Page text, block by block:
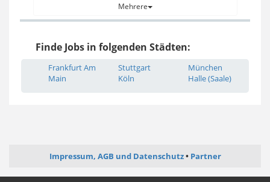
Mehrere
Finde Jobs in folgenden Städten:
Frankfurt Am
Main
Stuttgart
Köln
München
Halle (Saale)
Impressum, AGB und Datenschutz Partner